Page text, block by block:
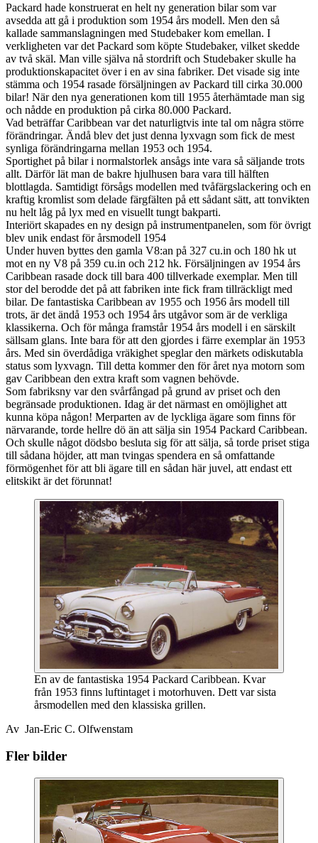
Packard hade konstruerat en helt ny generation bilar som var
avsedda att gå i produktion som 1954 års modell. Men den så
kallade sammanslagningen med Studebaker kom emellan. I
verkligheten var det Packard som köpte Studebaker, vilket skedde
av två skäl. Man ville själva nå stordrift och Studebaker skulle ha
produktionskapacitet över i en av sina fabriker. Det visade sig inte
stämma och 1954 rasade försäljningen av Packard till cirka 30.000
bilar! När den nya generationen kom till 1955 återhämtade man sig
och nådde en produktion på cirka 80.000 Packard.
Vad beträffar Caribbean var det naturligtvis inte tal om några större
förändringar. Ändå blev det just denna lyxvagn som fick de mest
synliga förändringarna mellan 1953 och 1954.
Sportighet på bilar i normalstorlek ansågs inte vara så säljande trots
allt. Därför lät man de bakre hjulhusen bara vara till hälften
blottlagda. Samtidigt försågs modellen med tvåfärgslackering och en
kraftig kromlist som delade färgfälten på ett sådant sätt, att tonvikten
nu helt låg på lyx med en visuellt tungt bakparti.
Interiört skapades en ny design på instrumentpanelen, som för övrigt
blev unik endast för årsmodell 1954
Under huven byttes den gamla V8:an på 327 cu.in och 180 hk ut
mot en ny V8 på 359 cu.in och 212 hk. Försäljningen av 1954 års
Caribbean rasade dock till bara 400 tillverkade exemplar. Men till
stor del berodde det på att fabriken inte fick fram tillräckligt med
bilar. De fantastiska Caribbean av 1955 och 1956 års modell till
trots, är det ändå 1953 och 1954 års utgåvor som är de verkliga
klassikerna. Och för många framstår 1954 års modell i en särskilt
sällsam glans. Inte bara för att den gjordes i färre exemplar än 1953
års. Med sin överdådiga vräkighet speglar den märkets odiskutabla
status som lyxvagn. Till detta kommer den för året nya motorn som
gav Caribbean den extra kraft som vagnen behövde.
Som fabriksny var den svårfångad på grund av priset och den
begränsade produktionen. Idag är det närmast en omöjlighet att
kunna köpa någon! Merparten av de lyckliga ägare som finns för
närvarande, torde hellre dö än att sälja sin 1954 Packard Caribbean.
Och skulle något dödsbo besluta sig för att sälja, så torde priset stiga
till sådana höjder, att man tvingas spendera en så omfattande
förmögenhet för att bli ägare till en sådan här juvel, att endast ett
elitskikt är det förunnat!
En av de fantastiska 1954 Packard Caribbean. Kvar
från 1953 finns luftintaget i motorhuven. Dett var sista
årsmodellen med den klassiska grillen.
Av Jan-Eric C. Olfwenstam
Fler bilder